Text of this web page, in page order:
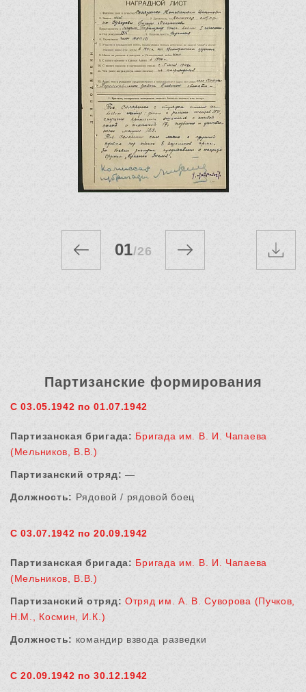
01/26
Партизанские формирования
С 03.05.1942 по 01.07.1942
Партизанская бригада: Бригада им. В. И. Чапаева
(Мельников, В.В.)
Партизанский отряд: —
Должность: Рядовой / рядовой боец
С 03.07.1942 по 20.09.1942
Партизанская бригада: Бригада им. В. И. Чапаева
(Мельников, В.В.)
Партизанский отряд: Отряд им. А. В. Суворова (Пучков,
Н.М., Космин, И.К.)
Должность: командир взвода разведки
С 20.09.1942 по 30.12.1942